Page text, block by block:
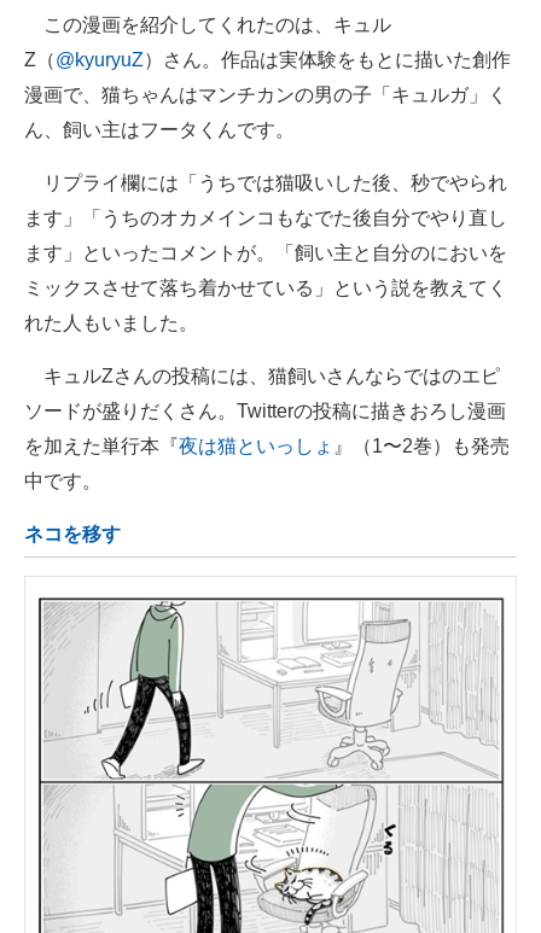
この漫画を紹介してくれたのは、キュル
Z（@kyuryuZ）さん。作品は実体験をもとに描いた創作
漫画で、猫ちゃんはマンチカンの男の子「キュルガ」く
ん、飼い主はフータくんです。
リプライ欄には「うちでは猫吸いした後、秒でやられ
ます」「うちのオカメインコもなでた後自分でやり直し
ます」といったコメントが。「飼い主と自分のにおいを
ミックスさせて落ち着かせている」という説を教えてく
れた人もいました。
キュルZさんの投稿には、猫飼いさんならではのエピ
ソードが盛りだくさん。Twitterの投稿に描きおろし漫画
を加えた単行本『夜は猫といっしょ 』（1〜2巻）も発売
中です。
ネコを移す